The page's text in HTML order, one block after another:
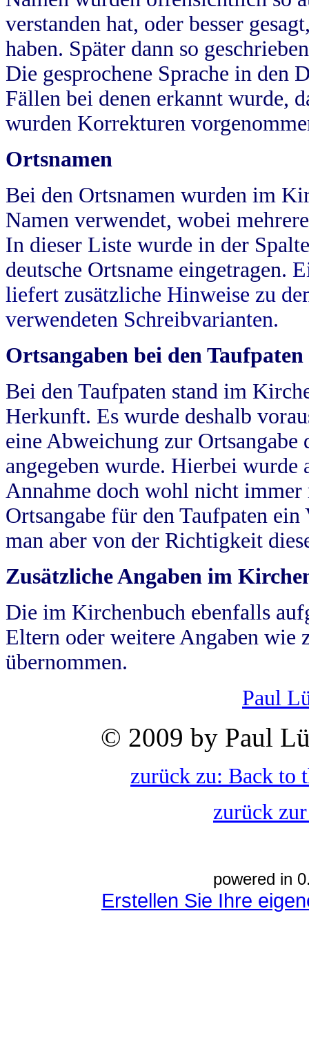
verstanden hat, oder besser
haben. Später dann so
Die gesprochene Sprache in
Fällen bei denen erkannt wurde,
wurden Korrekturen
Ortsnamen
Bei den Ortsnamen wurden im
Namen verwendet, wobei
In dieser Liste wurde in der
deutsche Ortsname eingetragen.
liefert zusätzliche Hinweise zu
verwendeten Schreibvarianten.
Ortsangaben bei den Taufpaten
Bei den Taufpaten stand im
Herkunft. Es wurde deshalb
eine Abweichung zur
angegeben wurde. Hierbei wurde
Annahme doch wohl nicht
Ortsangabe für den Taufpaten
man aber von der Richtigkeit
Zusätzliche Angaben im
Die im Kirchenbuch ebenfalls
Eltern oder weitere Angaben wie
übernommen.
Paul
© 2009 by Paul
zurück zu: Back to
zurück
powered in
Erstellen Sie Ihre